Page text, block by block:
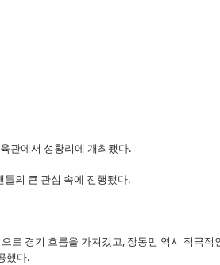
관에서 성황리에 개최됐다.
의 큰 관심 속에 진행됐다.
로 경기 흐름을 가져갔고, 장동민 역시 적극적
했다.